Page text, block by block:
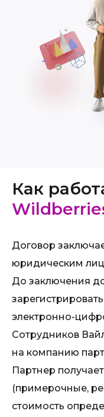
Как
Договор
юридическим
До заключения
электронно-
Сотрудников
на компанию
Партнер
(примерочные,
стоимость